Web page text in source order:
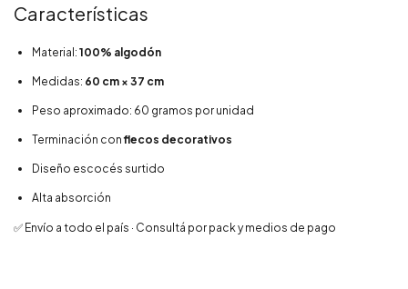
Características
Material: 100% algodón
Medidas: 60 cm × 37 cm
Peso aproximado: 60 gramos por unidad
Terminación conflecos decorativos
Diseño escocés surtido
Alta absorción
✅ Envío a todo el país · Consultá por pack y medios de pago